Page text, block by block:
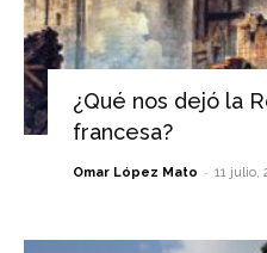
¿Qué nos dejó la
francesa?
Omar López Mato - 11 julio,